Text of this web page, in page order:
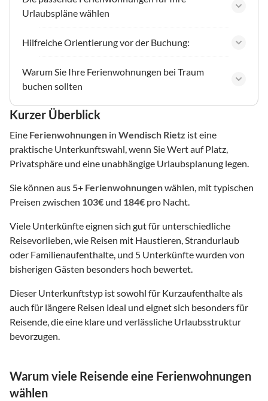
Urlaubspläne wählen
Hilfreiche Orientierung vor der Buchung:
Warum Sie Ihre Ferienwohnungen bei Traum
buchen sollten
Kurzer Überblick
Eine Ferienwohnungen in Wendisch Rietz ist eine
praktische Unterkunftswahl, wenn Sie Wert auf Platz,
Privatsphäre und eine unabhängige Urlaubsplanung legen.
Sie können aus5+ Ferienwohnungenwählen, mit typischen
Preisen zwischen 103€ und 184€ pro Nacht.
Viele Unterkünfte eignen sich gut für unterschiedliche
Reisevorlieben, wie Reisen mit Haustieren, Strandurlaub
oder Familienaufenthalte, und 5 Unterkünfte wurden von
bisherigen Gästen besonders hoch bewertet.
Dieser Unterkunftstyp ist sowohl für Kurzaufenthalte als
auch für längere Reisen ideal und eignet sich besonders für
Reisende, die eine klare und verlässliche Urlaubsstruktur
bevorzugen.
Warum viele Reisende eine Ferienwohnungen
wählen